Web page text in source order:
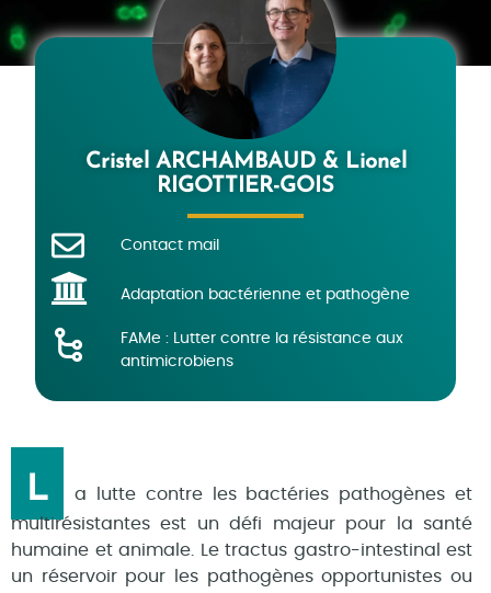
L
a lutte contre les bactéries pathogènes et
multirésistantes est un défi majeur pour la santé
humaine et animale. Le tractus gastro-intestinal est
un réservoir pour les pathogènes opportunistes ou
Cristel ARCHAMBAUD & Lionel
RIGOTTIER-GOIS
Contact mail
Adaptation bactérienne et pathogène
FAMe : Lutter contre la résistance aux
antimicrobiens